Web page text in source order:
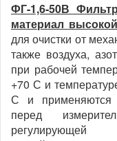
ФГ-1,6-50В
материал
для очистки от
также воздуха,
при рабочей
+70 С и
С и применяются
перед
регулирующей